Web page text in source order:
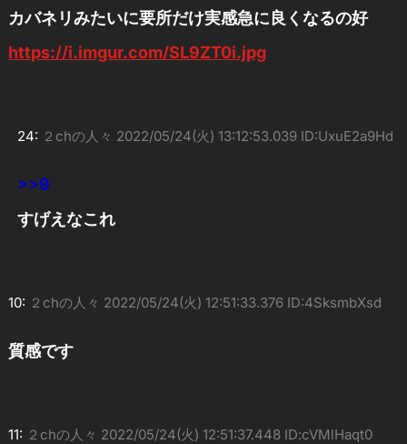
カバネリみたいに要所だけ実感急に良くなるの好
https://i.imgur.com/SL9ZT0i.jpg
24: ２chの人々 2022/05/24(火) 13:12:53.039 ID:UxuE2a9Hd
>>9
すげえなこれ
10: ２chの人々 2022/05/24(火) 12:51:33.376 ID:4SksmbXsd
質感です
11: ２chの人々 2022/05/24(火) 12:51:37.448 ID:cVMlHaqt0